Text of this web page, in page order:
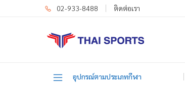
02-933-8488 ติดต่อเรา
อุปกรณ์ตามประเภทกีฬา